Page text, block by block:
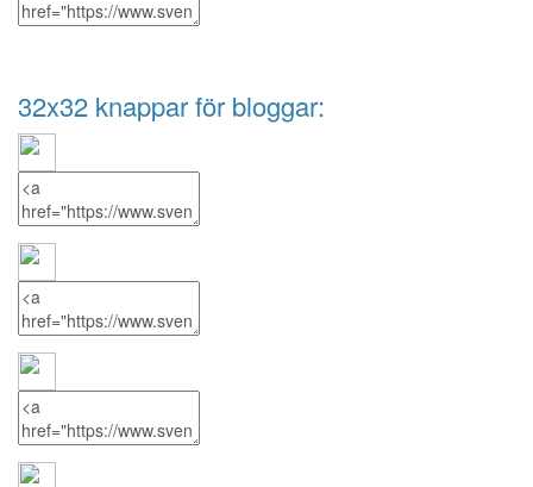
32x32 knappar för bloggar: